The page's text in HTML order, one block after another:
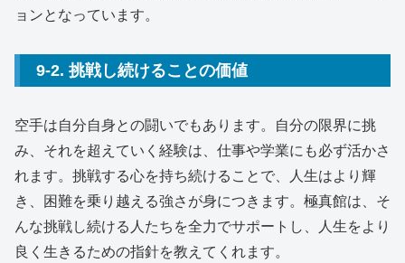
ョンとなっています。
9-2. 挑戦し続けることの価値
空手は自分自身との闘いでもあります。自分の限界に挑
み、それを超えていく経験は、仕事や学業にも必ず活かさ
れます。挑戦する心を持ち続けることで、人生はより輝
き、困難を乗り越える強さが身につきます。極真館は、そ
んな挑戦し続ける人たちを全力でサポートし、人生をより
良く生きるための指針を教えてくれます。